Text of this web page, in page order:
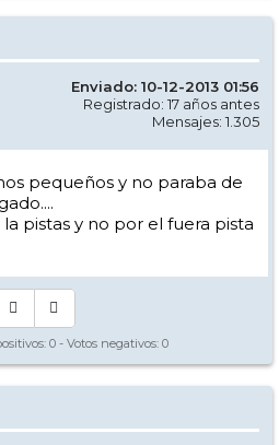
Enviado: 10-12-2013 01:56
Registrado: 17 años antes
Mensajes: 1.305
pequeños y no paraba de
pistas y no por el fuera pista
0 - Votos negativos: 0